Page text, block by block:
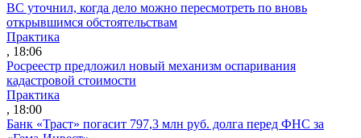
ВС уточнил, когда дело можно пересмотреть по вновь
открывшимся обстоятельствам
Практика
, 18:06
Росреестр предложил новый механизм оспаривания
кадастровой стоимости
Практика
, 18:00
Банк «Траст» погасит 797,3 млн руб. долга перед ФНС за